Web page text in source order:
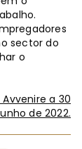
sector do
o
a 30
de 2022.